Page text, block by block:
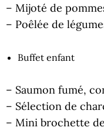
– Mijoté de
– Poêlée de
Buffet enfant
– Saumon fumé,
– Sélection de
– Mini brochette